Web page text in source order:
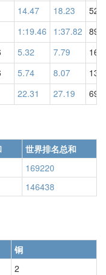
14.47 18.23
1:19.46 1:37.82
5.32 7.79
5.74 8.07
22.31 27.19
世界排名总和
169220
146438
铜
2